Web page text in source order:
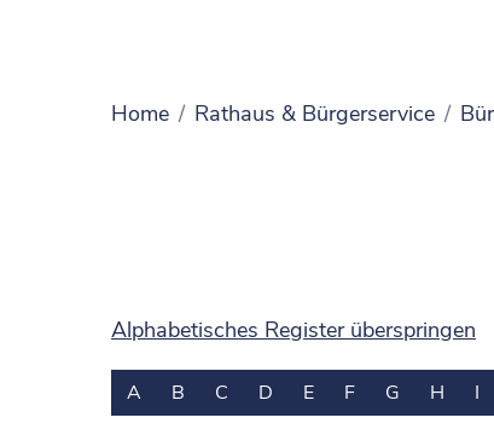
Home Rathaus & Bürgerservice
Alphabetisches Register überspringen
A B C D E F G H I